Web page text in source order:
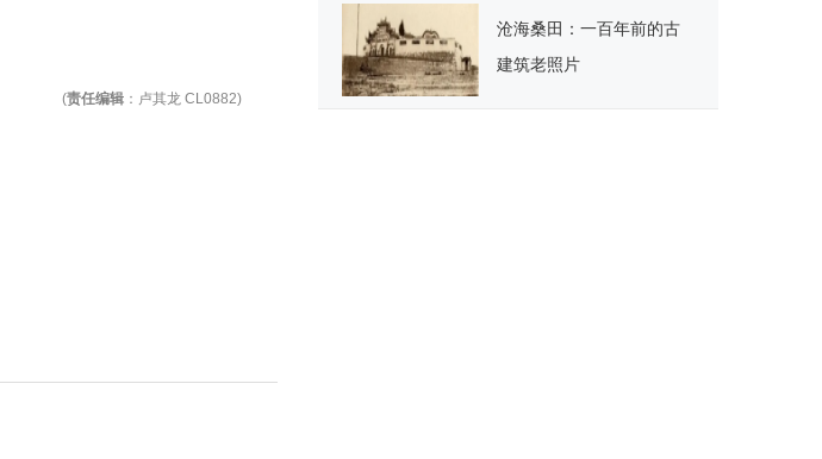
(责任编辑 ：卢其龙 CL0882)
沧海桑田：一百年前的古
建筑老照片